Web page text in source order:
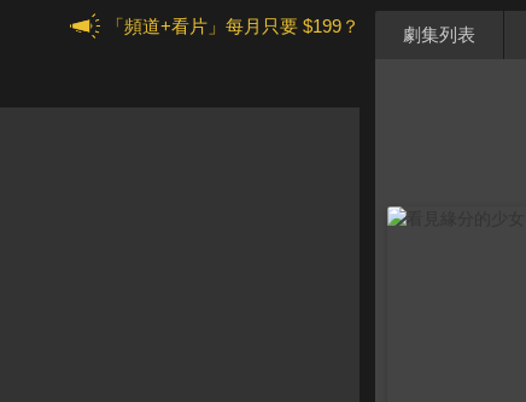
「頻道+看片」每月只要 $199？ 劇集列表